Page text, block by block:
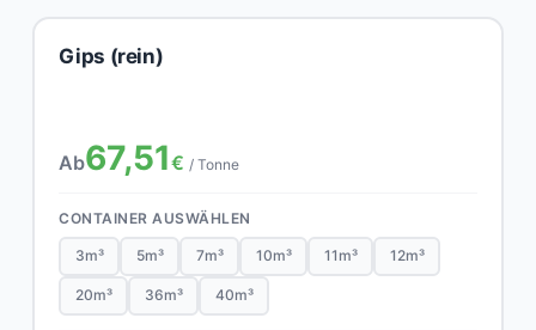
Gips (rein)
Ab67,51€ / Tonne
CONTAINER AUSWÄHLEN
3m³ 5m³ 7m³ 10m³ 11m³ 12m³
20m³ 36m³ 40m³